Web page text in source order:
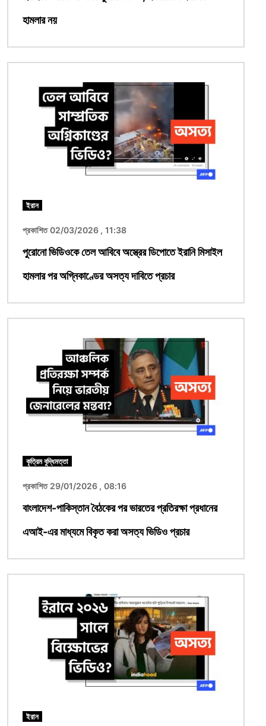
হামলার নয়
ইরান
প্রকাশিত 02/03/2026 , 11:38
পুরোনো ভিডিওকে তেল আবিবে অস্ত্রের ডিপোতে ইরানি মিসাইল
হামলার পর অগ্নিকাণ্ডের অসত্য দাবিতে প্রচার
কৃত্রিম বুদ্ধিমত্তা
প্রকাশিত 29/01/2026 , 08:16
বাংলাদেশ-পাকিস্তান বৈঠকের পর ভারতের প্রতিরক্ষা প্রধানের
এআই-এর মাধ্যমে বিকৃত করা অসত্য ভিডিও প্রচার
ইরান